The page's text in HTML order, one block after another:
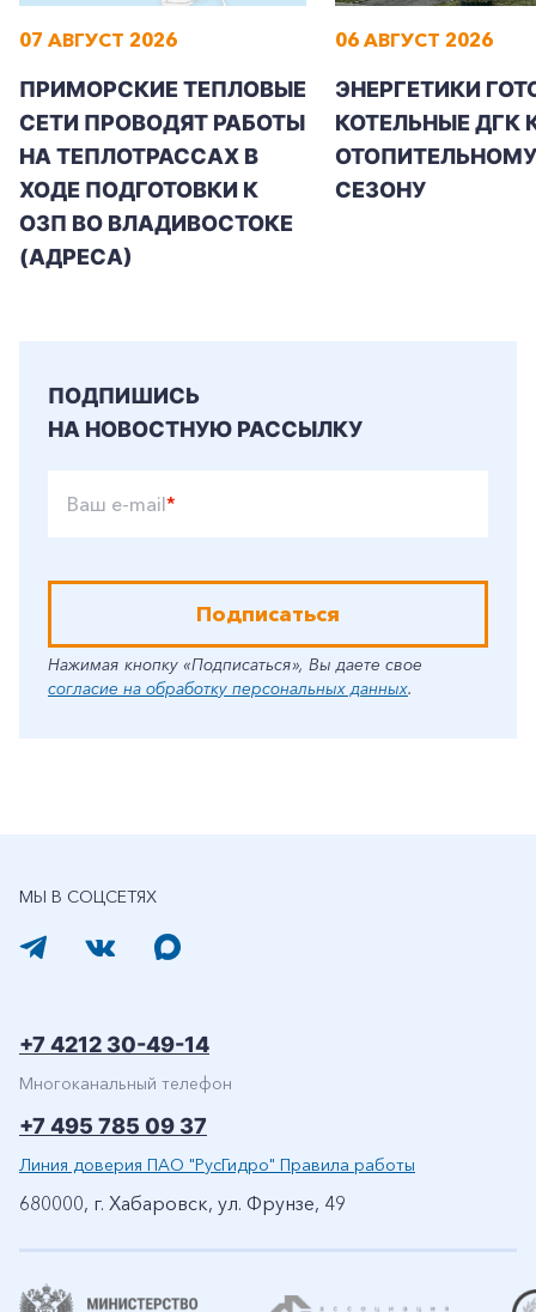
07 АВГУСТ 2026
ПРИМОРСКИЕ ТЕПЛОВЫЕ
СЕТИ ПРОВОДЯТ РАБОТЫ
НА ТЕПЛОТРАССАХ В
ХОДЕ ПОДГОТОВКИ К
ОЗП ВО ВЛАДИВОСТОКЕ
(АДРЕСА)
06 АВГУСТ 2026
ЭНЕРГЕТИКИ
КОТЕЛЬНЫЕ ДГК
ОТОПИТЕЛЬНОМУ
СЕЗОНУ
ПОДПИШИСЬ
НА НОВОСТНУЮ РАССЫЛКУ
Ваш e-mail*
Подписаться
Нажимая кнопку «Подписаться», Вы даете свое
согласие на обработку персональных данных.
МЫ В СОЦСЕТЯХ
+7 4212 30-49-14
Многоканальный телефон
+7 495 785 09 37
Линия доверия ПАО "РусГидро" Правила работы
680000, г. Хабаровск, ул. Фрунзе, 49